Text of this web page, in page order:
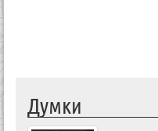
Думки